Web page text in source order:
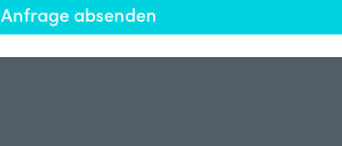
Anfrage absenden